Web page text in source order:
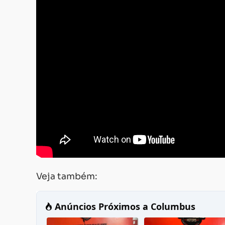
Veja também: